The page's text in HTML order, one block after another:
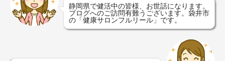
静岡県で健活中の皆様、お世話になります。
ブログへのご訪問有難うございます。袋井市
の「健康サロンフルリール」です。